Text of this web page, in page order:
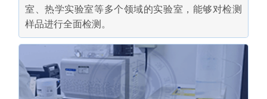
室、热学实验室等多个领域的实验室，能够对检测
样品进行全面检测。